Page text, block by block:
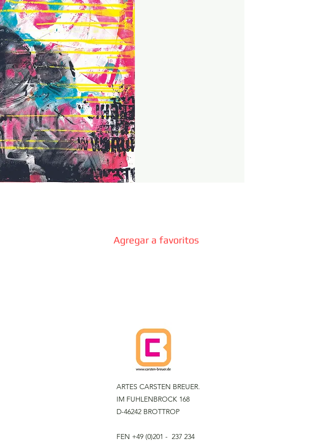
Agregar a favoritos
ARTES CARSTEN BREUER.
IM FUHLENBROCK 168
D-46242 BROTTROP
FEN +49 (0)201 - 237 234